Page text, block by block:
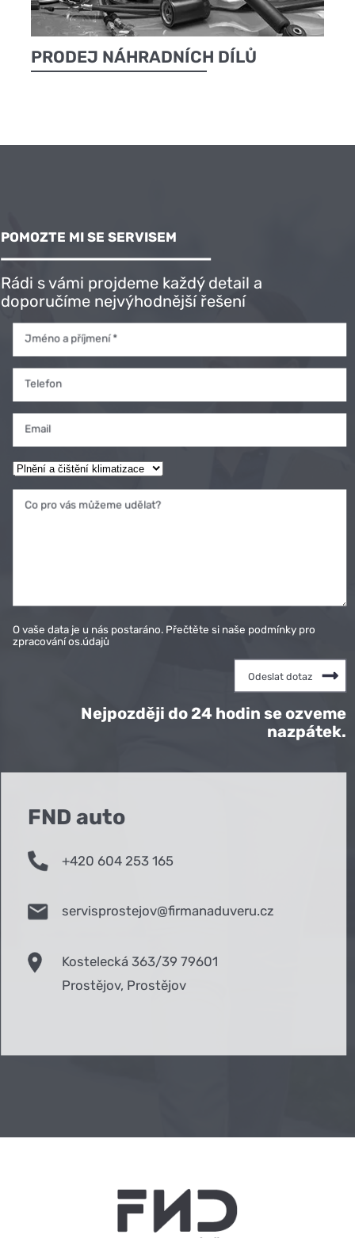
PRODEJ NÁHRADNÍCH DÍLŮ
POMOZTE MI SE SERVISEM
Rádi s vámi projdeme každý detail a
doporučíme nejvýhodnější řešení
Jméno a příjmení *
Telefon
Email
Co pro vás můžeme udělat?
O vaše data je u nás postaráno. Přečtěte si naše podmínky pro
zpracování os.údajů
Nejpozději do 24 hodin se ozveme
nazpátek.
FND auto
+420 604 253 165
servisprostejov@firmanaduveru.cz
Kostelecká 363/39 79601
Prostějov, Prostějov